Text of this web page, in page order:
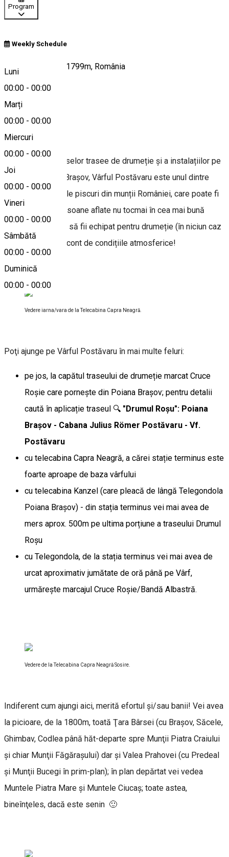
Program
Weekly Schedule
Luni
00:00 - 00:00
Marți
00:00 - 00:00
Miercuri
00:00 - 00:00
Joi
00:00 - 00:00
Vineri
00:00 - 00:00
Sâmbătă
00:00 - 00:00
Duminică
00:00 - 00:00
Vârful Postăvaru 1799m, România
Hartă
Despre
Datorită numeroaselor trasee de drumeție și a instalațiilor pe
cablu din Poiana Brașov, Vârful Postăvaru este unul dintre
cele mai accesibile piscuri din munții României, care poate fi
„cucerit” și de persoane aflate nu tocmai în cea mai bună
formă fizică; doar să fii echipat pentru drumeție (în niciun caz
cu șlapi!) și să ții cont de condițiile atmosferice!
Vedere iarna/vara de la Telecabina Capra Neagră.
Poţi ajunge pe Vârful Postăvaru în mai multe feluri:
pe jos, la capătul traseului de drumeție marcat Cruce
Roșie care pornește din Poiana Brașov; pentru detalii
caută în aplicație traseul 🔍 "Drumul Roşu": Poiana
Braşov - Cabana Julius Römer Postăvaru - Vf.
Postăvaru
cu telecabina Capra Neagră, a cărei stație terminus este
foarte aproape de baza vârfului
cu telecabina Kanzel (care pleacă de lângă Telegondola
Poiana Brașov) - din stația terminus vei mai avea de
mers aprox. 500m pe ultima porțiune a traseului Drumul
Roșu
cu Telegondola, de la stația terminus vei mai avea de
urcat aproximativ jumătate de oră până pe Vârf,
urmărește marcajul Cruce Roșie/Bandă Albastră.
Vedere de la Telecabina Capra Neagră Sosire.
Indiferent cum ajungi aici, merită efortul şi/sau banii! Vei avea
la picioare, de la 1800m, toată Ţara Bârsei (cu Braşov, Săcele,
Ghimbav, Codlea până hăt-departe spre Munţii Piatra Craiului
şi chiar Munţii Făgăraşului) dar şi Valea Prahovei (cu Predeal
şi Munţii Bucegi în prim-plan); în plan depărtat vei vedea
Muntele Piatra Mare şi Muntele Ciucaş; toate astea,
bineînţeles, dacă este senin 🙂